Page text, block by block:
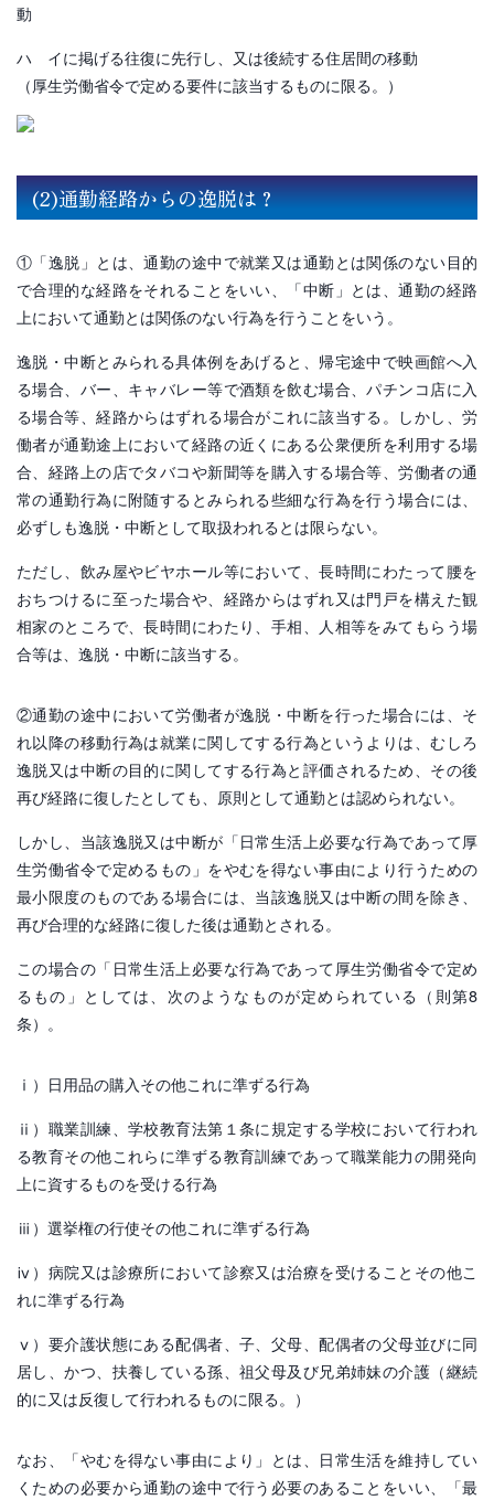
動
ハ イに掲げる往復に先行し、又は後続する住居間の移動
（厚生労働省令で定める要件に該当するものに限る。）
(2)通勤経路からの逸脱は？
①「逸脱」とは、通勤の途中で就業又は通勤とは関係のない目的
で合理的な経路をそれることをいい、「中断」とは、通勤の経路
上において通勤とは関係のない行為を行うことをいう。
逸脱・中断とみられる具体例をあげると、帰宅途中で映画館へ入
る場合、バー、キャバレー等で酒類を飲む場合、パチンコ店に入
る場合等、経路からはずれる場合がこれに該当する。しかし、労
働者が通勤途上において経路の近くにある公衆便所を利用する場
合、経路上の店でタバコや新聞等を購入する場合等、労働者の通
常の通勤行為に附随するとみられる些細な行為を行う場合には、
必ずしも逸脱・中断として取扱われるとは限らない。
ただし、飲み屋やビヤホール等において、長時間にわたって腰を
おちつけるに至った場合や、経路からはずれ又は門戸を構えた観
相家のところで、長時間にわたり、手相、人相等をみてもらう場
合等は、逸脱・中断に該当する。
②通勤の途中において労働者が逸脱・中断を行った場合には、そ
れ以降の移動行為は就業に関してする行為というよりは、むしろ
逸脱又は中断の目的に関してする行為と評価されるため、その後
再び経路に復したとしても、原則として通勤とは認められない。
しかし、当該逸脱又は中断が「日常生活上必要な行為であって厚
生労働省令で定めるもの」をやむを得ない事由により行うための
最小限度のものである場合には、当該逸脱又は中断の間を除き、
再び合理的な経路に復した後は通勤とされる。
この場合の「日常生活上必要な行為であって厚生労働省令で定め
るもの」としては、次のようなものが定められている（則第8
条）。
ⅰ）日用品の購入その他これに準ずる行為
ⅱ）職業訓練、学校教育法第１条に規定する学校において行われ
る教育その他これらに準ずる教育訓練であって職業能力の開発向
上に資するものを受ける行為
ⅲ）選挙権の行使その他これに準ずる行為
ⅳ）病院又は診療所において診察又は治療を受けることその他こ
れに準ずる行為
ⅴ）要介護状態にある配偶者、子、父母、配偶者の父母並びに同
居し、かつ、扶養している孫、祖父母及び兄弟姉妹の介護（継続
的に又は反復して行われるものに限る。）
なお、「やむを得ない事由により」とは、日常生活を維持してい
くための必要から通勤の途中で行う必要のあることをいい、「最